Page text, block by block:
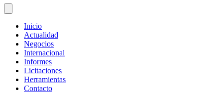
Inicio
Actualidad
Negocios
Internacional
Informes
Licitaciones
Herramientas
Contacto